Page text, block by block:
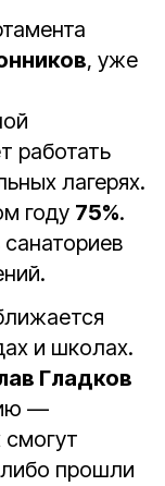
, уже
работать
лагерях.
году 75%.
и школах.
Гладков
—
смогут
прошли